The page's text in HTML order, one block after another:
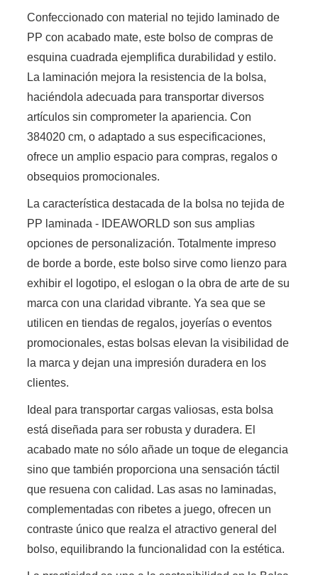
Confeccionado con material no tejido laminado de
PP con acabado mate, este bolso de compras de
esquina cuadrada ejemplifica durabilidad y estilo.
La laminación mejora la resistencia de la bolsa,
haciéndola adecuada para transportar diversos
artículos sin comprometer la apariencia. Con
384020 cm, o adaptado a sus especificaciones,
ofrece un amplio espacio para compras, regalos o
obsequios promocionales.
La característica destacada de la bolsa no tejida de
PP laminada - IDEAWORLD son sus amplias
opciones de personalización. Totalmente impreso
de borde a borde, este bolso sirve como lienzo para
exhibir el logotipo, el eslogan o la obra de arte de su
marca con una claridad vibrante. Ya sea que se
utilicen en tiendas de regalos, joyerías o eventos
promocionales, estas bolsas elevan la visibilidad de
la marca y dejan una impresión duradera en los
clientes.
Ideal para transportar cargas valiosas, esta bolsa
está diseñada para ser robusta y duradera. El
acabado mate no sólo añade un toque de elegancia
sino que también proporciona una sensación táctil
que resuena con calidad. Las asas no laminadas,
complementadas con ribetes a juego, ofrecen un
contraste único que realza el atractivo general del
bolso, equilibrando la funcionalidad con la estética.